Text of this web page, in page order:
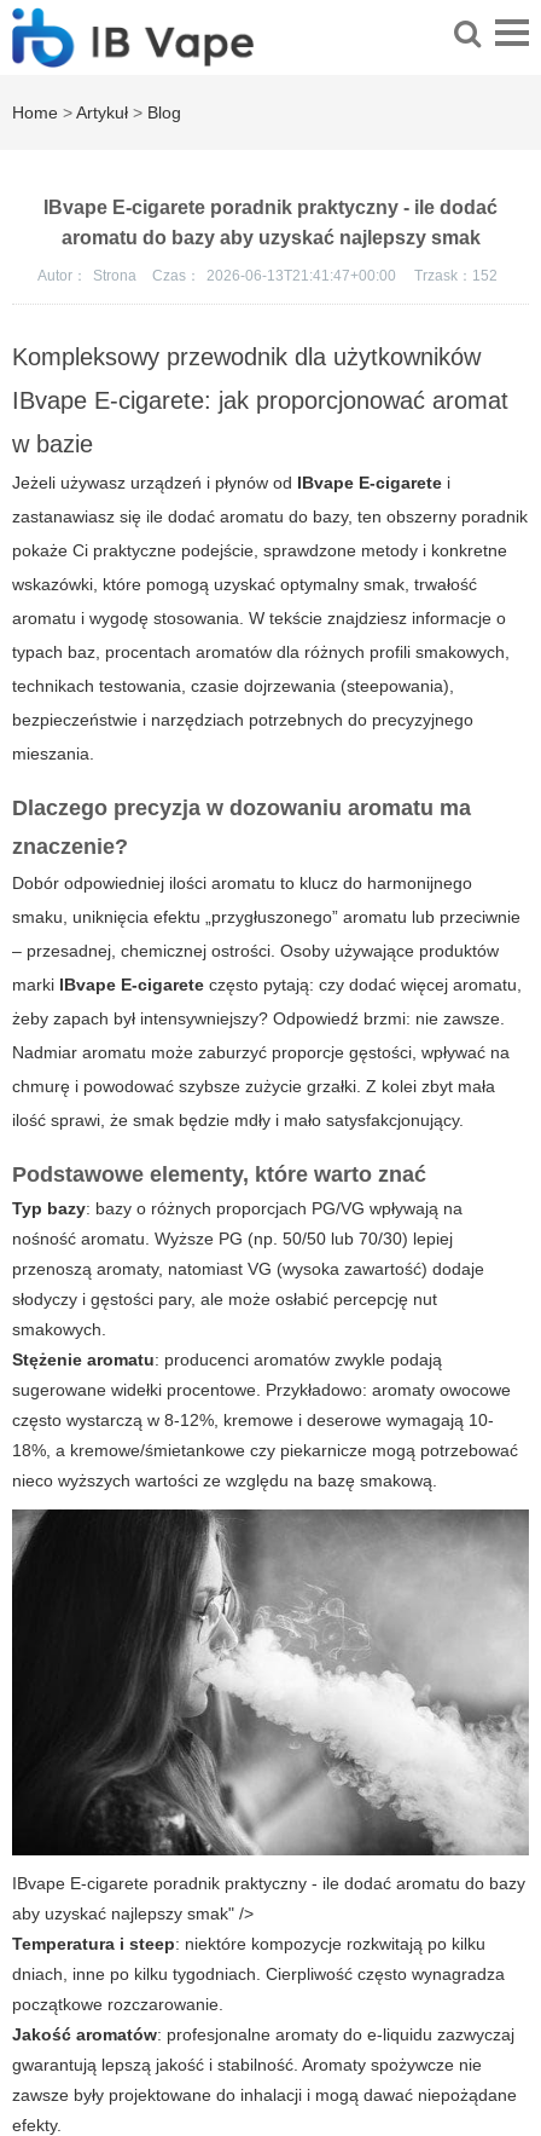
Home >Artykuł > Blog
IBvape E-cigarete poradnik praktyczny - ile dodać
aromatu do bazy aby uzyskać najlepszy smak
Autor： Strona Czas： 2026-06-13T21:41:47+00:00 Trzask： 152
Kompleksowy przewodnik dla użytkowników
IBvape E-cigarete: jak proporcjonować aromat
w bazie
Jeżeli używasz urządzeń i płynów od IBvape E-cigarete i
zastanawiasz się ile dodać aromatu do bazy, ten obszerny poradnik
pokaże Ci praktyczne podejście, sprawdzone metody i konkretne
wskazówki, które pomogą uzyskać optymalny smak, trwałość
aromatu i wygodę stosowania. W tekście znajdziesz informacje o
typach baz, procentach aromatów dla różnych profili smakowych,
technikach testowania, czasie dojrzewania (steepowania),
bezpieczeństwie i narzędziach potrzebnych do precyzyjnego
mieszania.
Dlaczego precyzja w dozowaniu aromatu ma
znaczenie?
Dobór odpowiedniej ilości aromatu to klucz do harmonijnego
smaku, uniknięcia efektu „przygłuszonego” aromatu lub przeciwnie
– przesadnej, chemicznej ostrości. Osoby używające produktów
marki IBvape E-cigarete często pytają: czy dodać więcej aromatu,
żeby zapach był intensywniejszy? Odpowiedź brzmi: nie zawsze.
Nadmiar aromatu może zaburzyć proporcje gęstości, wpływać na
chmurę i powodować szybsze zużycie grzałki. Z kolei zbyt mała
ilość sprawi, że smak będzie mdły i mało satysfakcjonujący.
Podstawowe elementy, które warto znać
Typ bazy: bazy o różnych proporcjach PG/VG wpływają na
nośność aromatu. Wyższe PG (np. 50/50 lub 70/30) lepiej
przenoszą aromaty, natomiast VG (wysoka zawartość) dodaje
słodyczy i gęstości pary, ale może osłabić percepcję nut
smakowych.
Stężenie aromatu: producenci aromatów zwykle podają
sugerowane widełki procentowe. Przykładowo: aromaty owocowe
często wystarczą w 8-12%, kremowe i deserowe wymagają 10-
18%, a kremowe/śmietankowe czy piekarnicze mogą potrzebować
nieco wyższych wartości ze względu na bazę smakową.
IBvape E-cigarete poradnik praktyczny - ile dodać aromatu do bazy
aby uzyskać najlepszy smak" />
Temperatura i steep: niektóre kompozycje rozkwitają po kilku
dniach, inne po kilku tygodniach. Cierpliwość często wynagradza
początkowe rozczarowanie.
Jakość aromatów: profesjonalne aromaty do e-liquidu zazwyczaj
gwarantują lepszą jakość i stabilność. Aromaty spożywcze nie
zawsze były projektowane do inhalacji i mogą dawać niepożądane
efekty.